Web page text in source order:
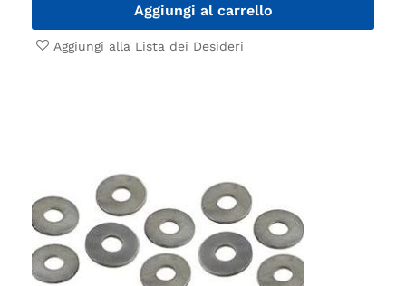
Aggiungi al carrello
Aggiungi alla Lista dei Desideri